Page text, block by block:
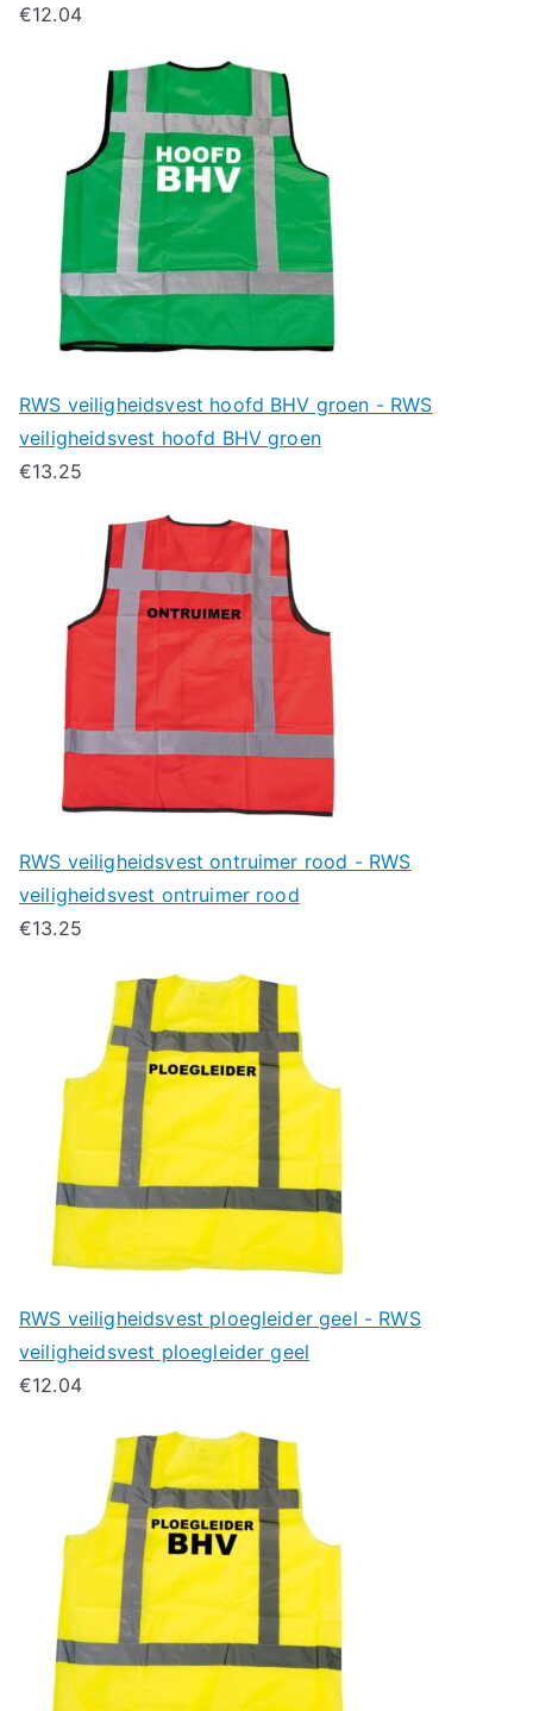
€12.04
RWS veiligheidsvest hoofd BHV groen - RWS
veiligheidsvest hoofd BHV groen
€13.25
RWS veiligheidsvest ontruimer rood - RWS
veiligheidsvest ontruimer rood
€13.25
RWS veiligheidsvest ploegleider geel - RWS
veiligheidsvest ploegleider geel
€12.04